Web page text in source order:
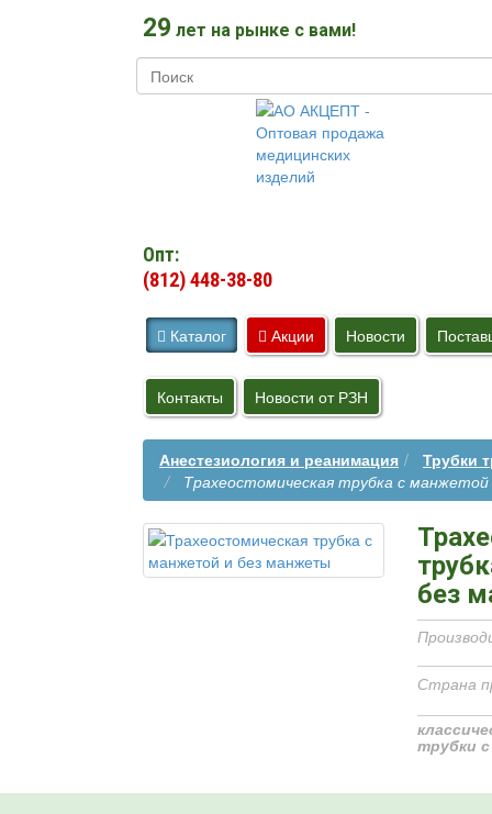
29 лет на рынке с вами!
Опт:
(812) 448-38-80
Каталог Акции Новости
Контакты Новости от РЗН
Анестезиология и реанимация
Трубки
Трахеостомическая трубка с
без
Страна
трубки